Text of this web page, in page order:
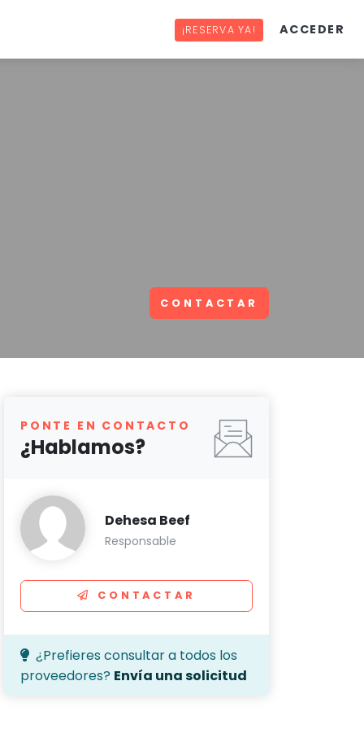
¡RESERVA YA! ACCEDER
CONTACTAR
PONTE EN CONTACTO
¿Hablamos?
Dehesa Beef
Responsable
CONTACTAR
¿Prefieres consultar a todos los
proveedores? Envía una solicitud